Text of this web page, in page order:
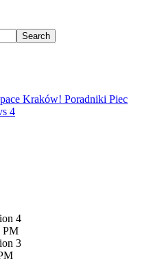
Search
Kraków! Poradniki Piec
4
4
PM
3